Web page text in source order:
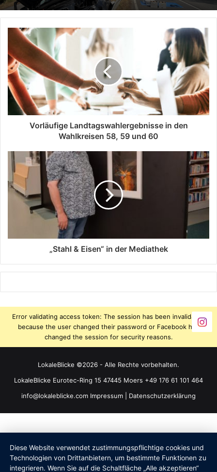
Vorläufige Landtagswahlergebnisse in den
Wahlkreisen 58, 59 und 60
„Stahl & Eisen“ in der Mediathek
Error validating access token: The session has been invalidated
because the user changed their password or Facebook has
changed the session for security reasons.
LokaleBlicke ©2026 - Alle Rechte vorbehalten.
LokaleBlicke Eurotec-Ring 15 47445 Moers +49 176 61 101 464
info@lokaleblicke.com Impressum Datenschutzerklärung
Diese Website verwendet zustimmungspflichtige cookies und
Technologien von Drittanbietern, um bestimmte Funktionen zu
integrieren. Wenn Sie auf die Schaltfläche „Alle akzeptieren“